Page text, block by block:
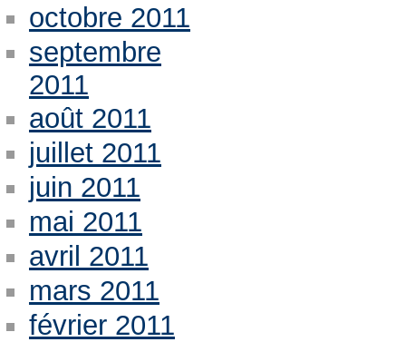
octobre 2011
septembre
2011
août 2011
juillet 2011
juin 2011
mai 2011
avril 2011
mars 2011
février 2011